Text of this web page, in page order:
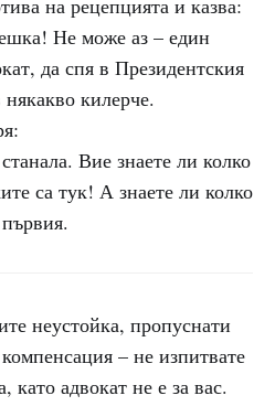
на рецепцията и казва:
Не може аз – един
да спя в Президентския
килерче.
Вие знаете ли колко
са тук! А знаете ли колко
неустойка, пропуснати
– не изпитвате
като адвокат не е за вас.